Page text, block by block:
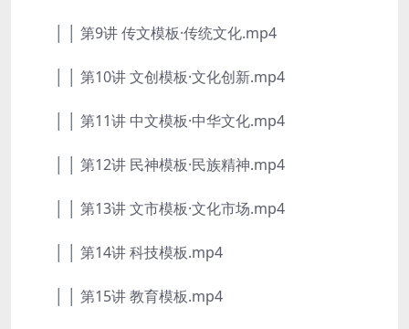
│ │ 第9讲 传文模板·传统文化.mp4
│ │ 第10讲 文创模板·文化创新.mp4
│ │ 第11讲 中文模板·中华文化.mp4
│ │ 第12讲 民神模板·民族精神.mp4
│ │ 第13讲 文市模板·文化市场.mp4
│ │ 第14讲 科技模板.mp4
│ │ 第15讲 教育模板.mp4